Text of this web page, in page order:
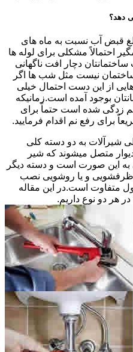
دهد؟
قبض آب نسبت به ماه های
احتمالاً مشکلی برای لوله ها
دچار افت ناگهانی
نیست مثل شب ها اگر
از این دست احتمال خیلی
بوجود آمده است.زمانیکه
زدگی شده است حتماً برای
برای رفع نم اقدام فرمایید.
شیرآلات به دو دسته کلی
متصل میشوند که شیر
به این صورت است و دسته دیگر
ظرفشویی و یا روشویی نصب
متفاوت است.در این مقاله
هر دو نوع داریم.